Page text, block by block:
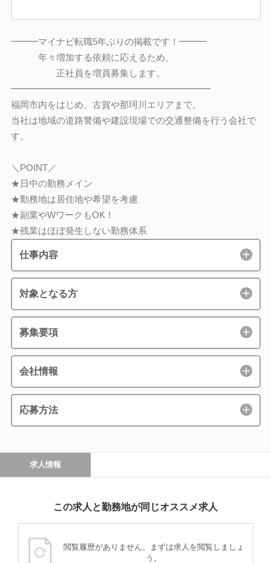
━━━マイナビ転職5年ぶりの掲載です！━━━
年々増加する依頼に応えるため、
正社員を増員募集します。
━━━━━━━━━━━━━━━━━━━━━━
福岡市内をはじめ、古賀や那珂川エリアまで。
当社は地域の道路警備や建設現場での交通整備を行う会社で
す。
＼POINT／
★日中の勤務メイン
★勤務地は居住地や希望を考慮
★副業やWワークもOK！
★残業はほぼ発生しない勤務体系
仕事内容
対象となる方
募集要項
会社情報
応募方法
求人情報
この求人と勤務地が同じオススメ求人
閲覧履歴がありません。まずは求人を閲覧しましょ
う。